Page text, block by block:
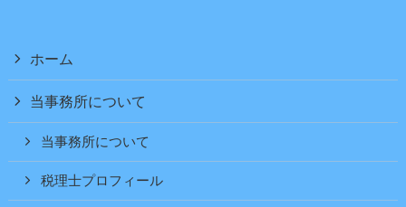
ホーム
当事務所について
当事務所について
税理士プロフィール